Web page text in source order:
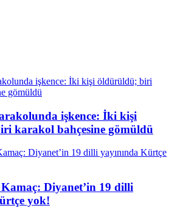
işkence: İki kişi
karakol bahçesine gömüldü
Diyanet’in 19 dilli
yok!